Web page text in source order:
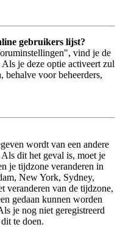
gebruikers lijst?
vind je de
Als je deze optie activeert zul
behalve voor beheerders,
wordt van een andere
dit het geval is, moet je
je tijdzone veranderen in
New York, Sydney,
veranderen van de tijdzone,
gedaan kunnen worden
je nog niet geregistreerd
te doen.